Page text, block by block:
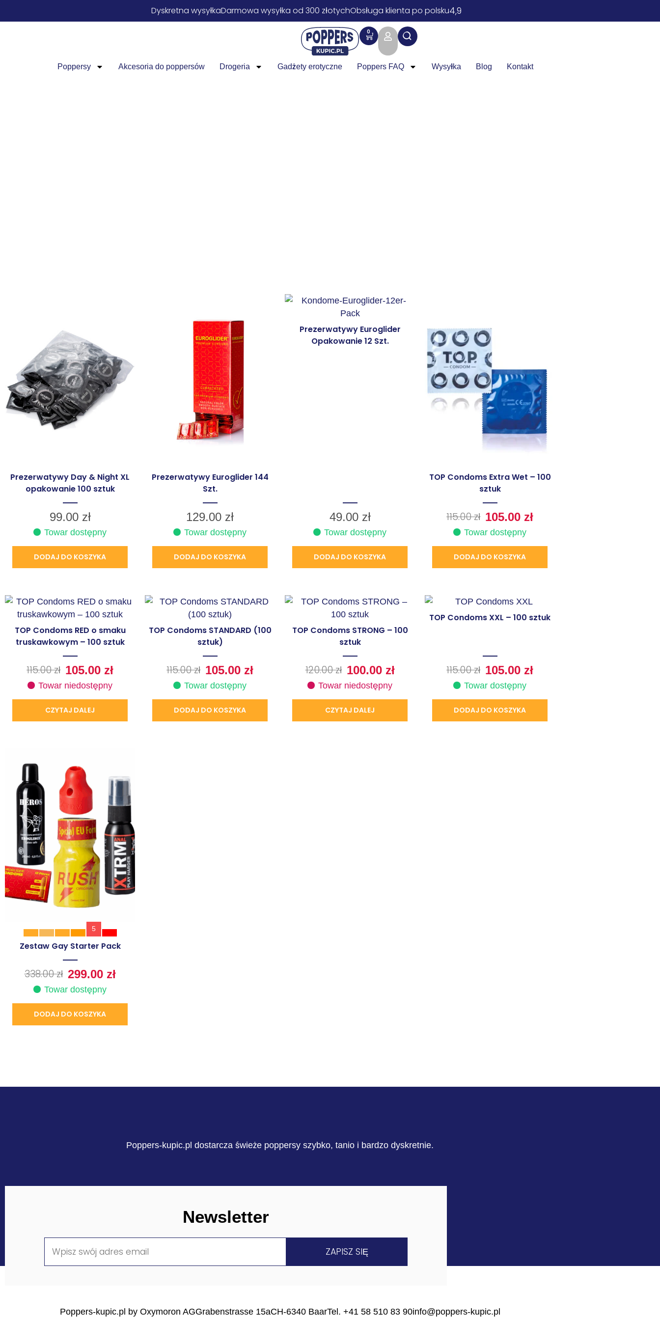
Dyskretna wysyłkaDarmowa wysyłka od 300 złotychObsługa klienta po polsku4,9
0
Poppersy Akcesoria do poppersów Drogeria Gadżety erotyczne Poppers FAQ Wysyłka Blog Kontakt
Prezerwatywy Day & Night XL
opakowanie 100 sztuk
99.00 zł
Towar dostępny
DODAJ DO KOSZYKA
Prezerwatywy Euroglider 144
Szt.
129.00 zł
Towar dostępny
DODAJ DO KOSZYKA
Prezerwatywy Euroglider
Opakowanie 12 Szt.
49.00 zł
Towar dostępny
DODAJ DO KOSZYKA
TOP Condoms Extra Wet – 100
sztuk
115.00zł 105.00 zł
Towar dostępny
DODAJ DO KOSZYKA
TOP Condoms RED o smaku
truskawkowym – 100 sztuk
115.00zł 105.00 zł
Towar niedostępny
CZYTAJ DALEJ
TOP Condoms STANDARD (100
sztuk)
115.00zł 105.00 zł
Towar dostępny
DODAJ DO KOSZYKA
TOP Condoms STRONG – 100
sztuk
120.00zł 100.00 zł
Towar niedostępny
CZYTAJ DALEJ
TOP Condoms XXL – 100 sztuk
115.00zł 105.00 zł
Towar dostępny
DODAJ DO KOSZYKA
5
Zestaw Gay Starter Pack
338.00zł 299.00 zł
Towar dostępny
DODAJ DO KOSZYKA
Poppers-kupic.pl dostarcza świeże poppersy szybko, tanio i bardzo dyskretnie.
Newsletter
Poppers-kupic.pl by Oxymoron AGGrabenstrasse 15aCH-6340 BaarTel. +41 58 510 83 90info@poppers-kupic.pl